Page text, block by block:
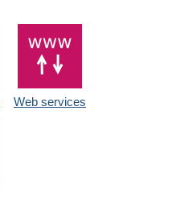
Web services